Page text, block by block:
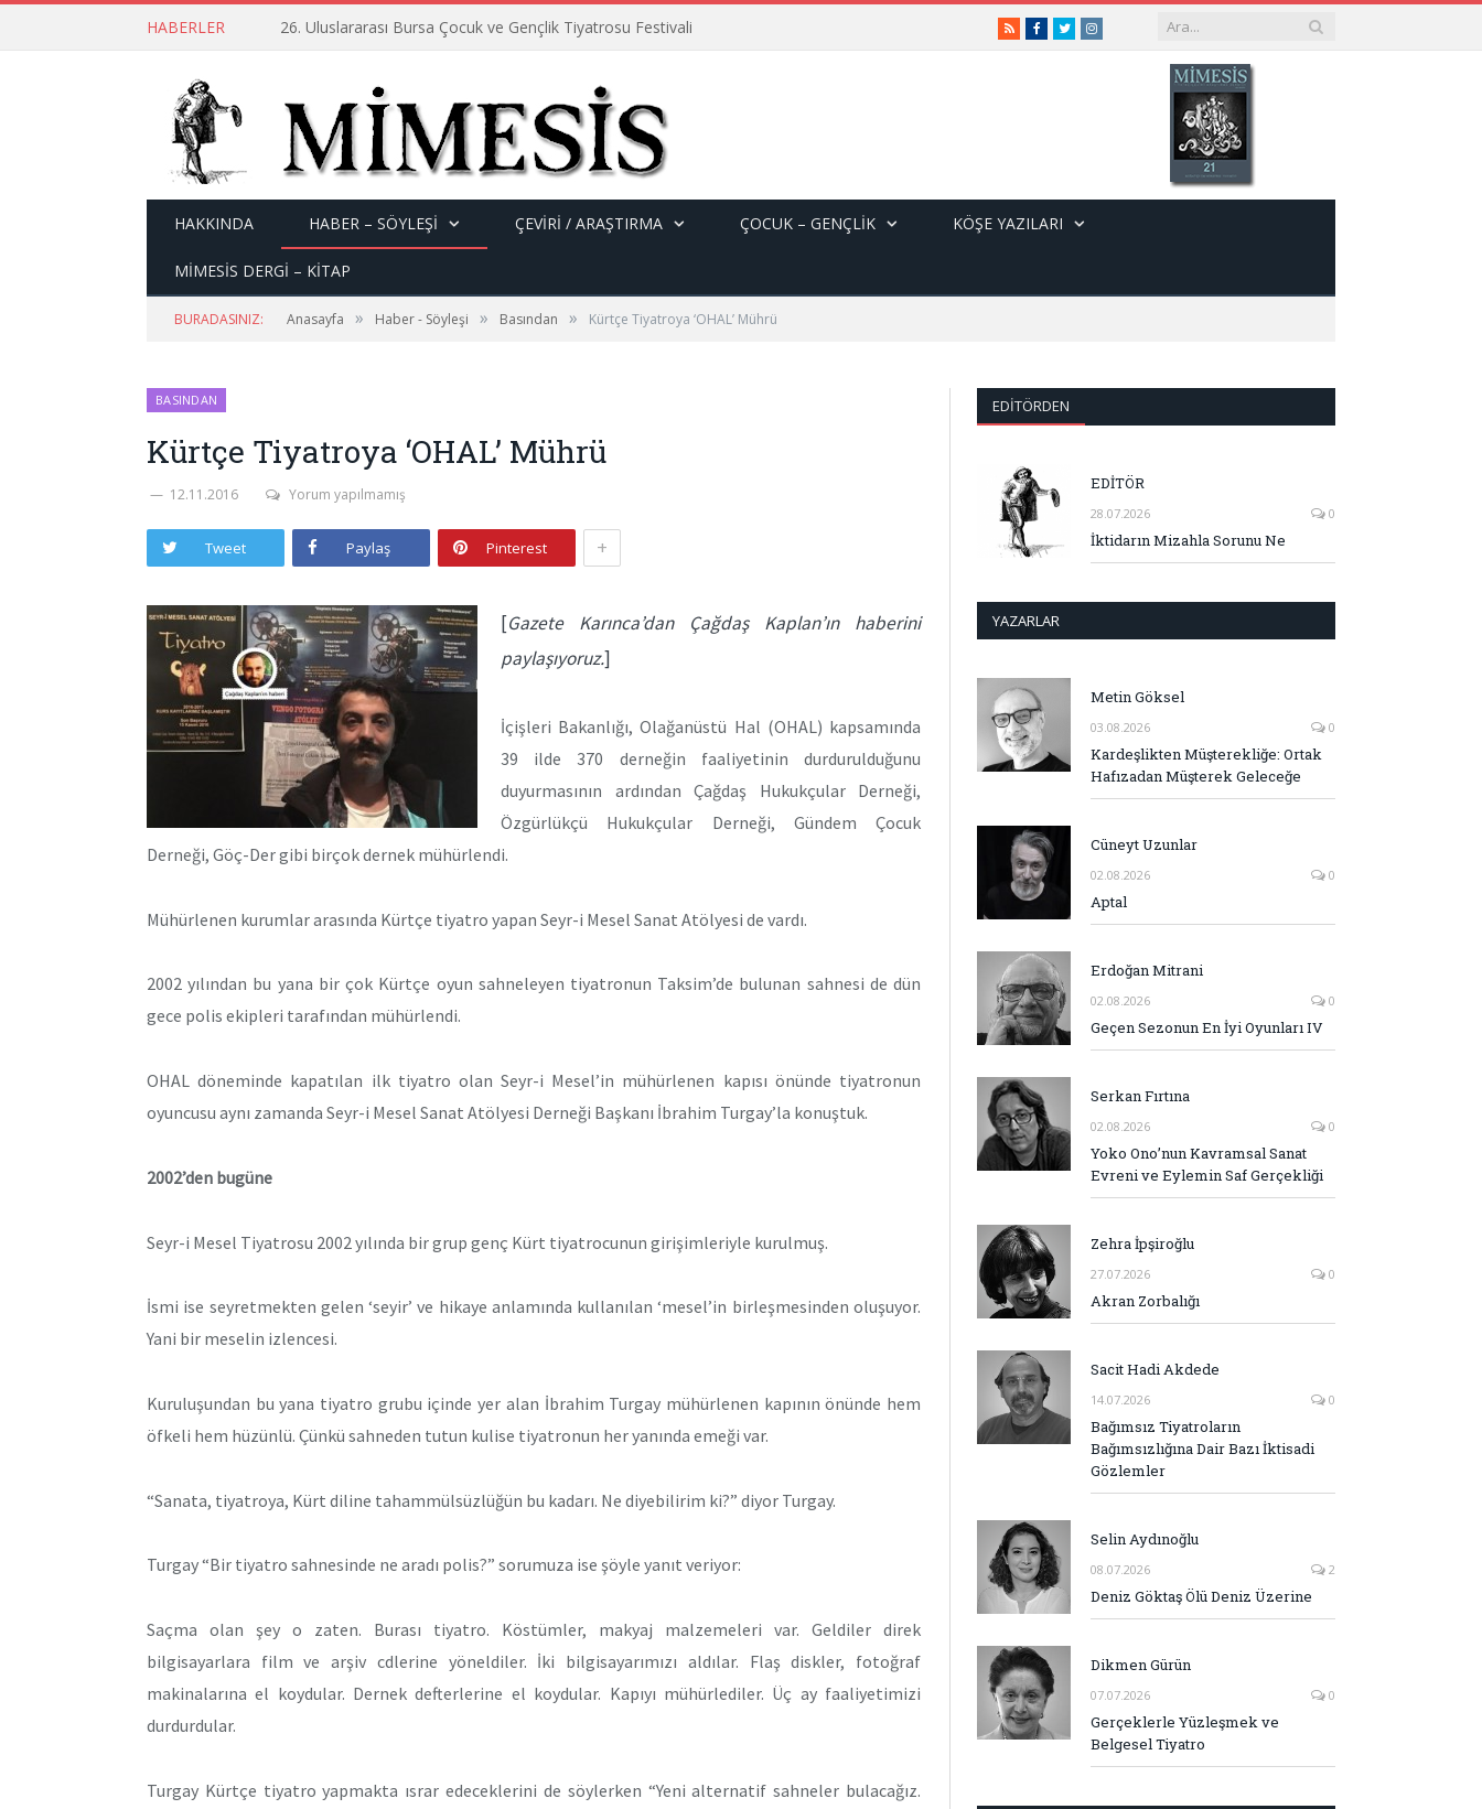
HABERLER 26. Uluslararası Bursa Çocuk ve Gençlik Tiyatrosu Festivali RSSFacebook
TwitterInstagram
HAKKINDA HABER – SÖYLEŞI ÇEVİRİ / ARAŞTIRMA ÇOCUK – GENÇLIK KÖŞE YAZILARI
MİMESİS DERGİ – KİTAP
BURADASINIZ: Anasayfa » Haber - Söyleşi » Basından » Kürtçe Tiyatroya ‘OHAL’ Mührü
BASINDAN
Kürtçe Tiyatroya ‘OHAL’ Mührü
12.11.2016 Yorum yapılmamış
Tweet Paylaş Pinterest +
[Gazete Karınca’dan Çağdaş Kaplan’ın haberini
paylaşıyoruz.]
İçişleri Bakanlığı, Olağanüstü Hal (OHAL) kapsamında
39 ilde 370 derneğin faaliyetinin durdurulduğunu
duyurmasının ardından Çağdaş Hukukçular Derneği,
Özgürlükçü Hukukçular Derneği, Gündem Çocuk
Derneği, Göç-Der gibi birçok dernek mühürlendi.
Mühürlenen kurumlar arasında Kürtçe tiyatro yapan Seyr-i Mesel Sanat Atölyesi de vardı.
2002 yılından bu yana bir çok Kürtçe oyun sahneleyen tiyatronun Taksim’de bulunan sahnesi de dün
gece polis ekipleri tarafından mühürlendi.
OHAL döneminde kapatılan ilk tiyatro olan Seyr-i Mesel’in mühürlenen kapısı önünde tiyatronun
oyuncusu aynı zamanda Seyr-i Mesel Sanat Atölyesi Derneği Başkanı İbrahim Turgay’la konuştuk.
2002’den bugüne
Seyr-i Mesel Tiyatrosu 2002 yılında bir grup genç Kürt tiyatrocunun girişimleriyle kurulmuş.
İsmi ise seyretmekten gelen ‘seyir’ ve hikaye anlamında kullanılan ‘mesel’in birleşmesinden oluşuyor.
Yani bir meselin izlencesi.
Kuruluşundan bu yana tiyatro grubu içinde yer alan İbrahim Turgay mühürlenen kapının önünde hem
öfkeli hem hüzünlü. Çünkü sahneden tutun kulise tiyatronun her yanında emeği var.
“Sanata, tiyatroya, Kürt diline tahammülsüzlüğün bu kadarı. Ne diyebilirim ki?” diyor Turgay.
Turgay “Bir tiyatro sahnesinde ne aradı polis?” sorumuza ise şöyle yanıt veriyor:
Saçma olan şey o zaten. Burası tiyatro. Köstümler, makyaj malzemeleri var. Geldiler direk
bilgisayarlara film ve arşiv cdlerine yöneldiler. İki bilgisayarımızı aldılar. Flaş diskler, fotoğraf
makinalarına el koydular. Dernek defterlerine el koydular. Kapıyı mühürlediler. Üç ay faaliyetimizi
durdurdular.
Turgay Kürtçe tiyatro yapmakta ısrar edeceklerini de söylerken “Yeni alternatif sahneler bulacağız.
EDITÖRDEN
EDİTÖR
28.07.2026 0
İktidarın Mizahla Sorunu Ne
YAZARLAR
Metin Göksel
03.08.2026 0
Kardeşlikten Müşterekliğe: Ortak
Hafızadan Müşterek Geleceğe
Cüneyt Uzunlar
02.08.2026 0
Aptal
Erdoğan Mitrani
02.08.2026 0
Geçen Sezonun En İyi Oyunları IV
Serkan Fırtına
02.08.2026 0
Yoko Ono’nun Kavramsal Sanat
Evreni ve Eylemin Saf Gerçekliği
Zehra İpşiroğlu
27.07.2026 0
Akran Zorbalığı
Sacit Hadi Akdede
14.07.2026 0
Bağımsız Tiyatroların
Bağımsızlığına Dair Bazı İktisadi
Gözlemler
Selin Aydınoğlu
08.07.2026 2
Deniz Göktaş Ölü Deniz Üzerine
Dikmen Gürün
07.07.2026 0
Gerçeklerle Yüzleşmek ve
Belgesel Tiyatro